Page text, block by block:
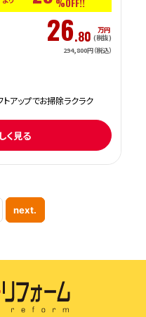
%OFF!!
26.80 万円
(税抜)
294,800円（税込）
アップでお掃除ラクラク
く見る
next.